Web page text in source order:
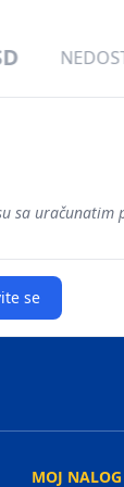
sa uračunatim
se
MOJ NALOG